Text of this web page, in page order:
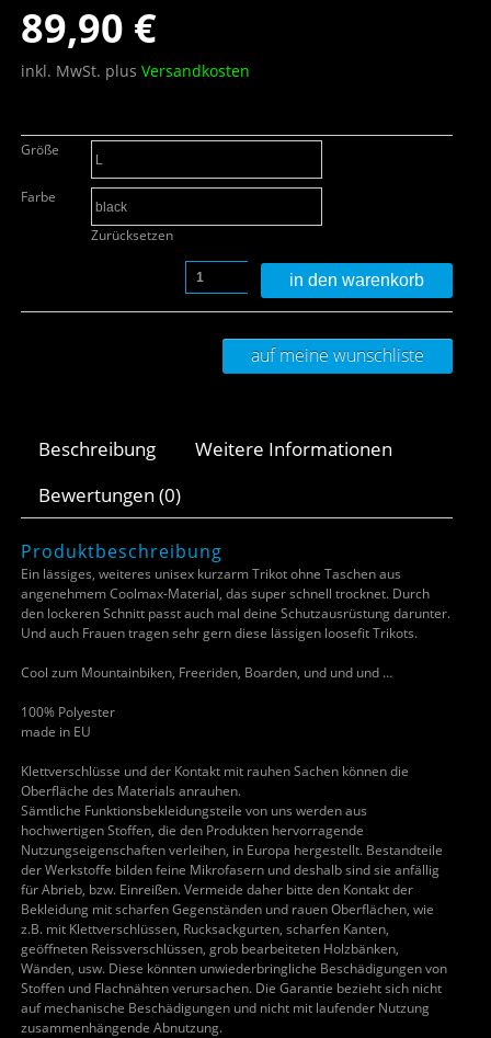
89,90 €
inkl. MwSt. plus Versandkosten
Größe
Farbe
Zurücksetzen
in den warenkorb
auf meine wunschliste
Beschreibung
Weitere Informationen
Bewertungen (0)
Produktbeschreibung
Ein lässiges, weiteres unisex kurzarm Trikot ohne Taschen aus
angenehmem Coolmax-Material, das super schnell trocknet. Durch
den lockeren Schnitt passt auch mal deine Schutzausrüstung darunter.
Und auch Frauen tragen sehr gern diese lässigen loosefit Trikots.
Cool zum Mountainbiken, Freeriden, Boarden, und und und …
100% Polyester
made in EU
Klettverschlüsse und der Kontakt mit rauhen Sachen können die
Oberfläche des Materials anrauhen.
Sämtliche Funktionsbekleidungsteile von uns werden aus
hochwertigen Stoffen, die den Produkten hervorragende
Nutzungseigenschaften verleihen, in Europa hergestellt. Bestandteile
der Werkstoffe bilden feine Mikrofasern und deshalb sind sie anfällig
für Abrieb, bzw. Einreißen. Vermeide daher bitte den Kontakt der
Bekleidung mit scharfen Gegenständen und rauen Oberflächen, wie
z.B. mit Klettverschlüssen, Rucksackgurten, scharfen Kanten,
geöffneten Reissverschlüssen, grob bearbeiteten Holzbänken,
Wänden, usw. Diese könnten unwiederbringliche Beschädigungen von
Stoffen und Flachnähten verursachen. Die Garantie bezieht sich nicht
auf mechanische Beschädigungen und nicht mit laufender Nutzung
zusammenhängende Abnutzung.